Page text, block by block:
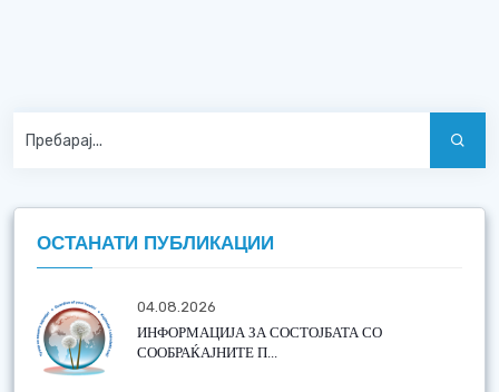
ОСТАНАТИ ПУБЛИКАЦИИ
04.08.2026
ИНФОРМАЦИЈА ЗА СОСТОЈБАТА СО
СООБРАЌАЈНИТЕ П...